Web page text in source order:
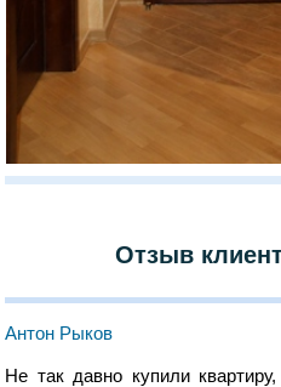
Отзыв
Антон Рыков
Не так давно купили